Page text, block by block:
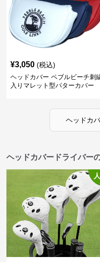
¥3,050 (税込)
ヘッドカバー ペブルビーチ刺
入りマレット型パターカバー
ヘッドカ
ヘッドカバードライバー